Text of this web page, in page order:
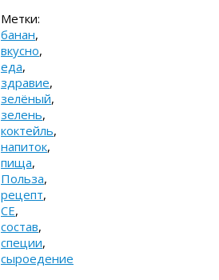
Метки:
банан,
вкусно,
еда,
здравие,
зелёный,
зелень,
коктейль,
напиток,
пища,
Польза,
рецепт,
СЕ,
состав,
специи,
сыроедение